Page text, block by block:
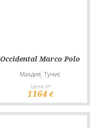
Occidental Marco Polo
Махдия, Тунис
Цени от
1164 €